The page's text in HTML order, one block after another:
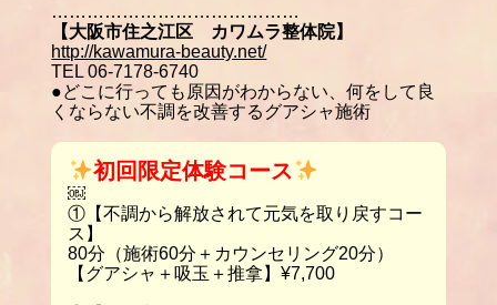
……………………………………
【大阪市住之江区 カワムラ整体院】
http://kawamura-beauty.net/
TEL 06-7178-6740
●どこに行っても原因がわからない、何をして良
くならない不調を改善するグアシャ施術
初回限定体験コース
￼
①【不調から解放されて元気を取り戻すコー
ス】
80分（施術60分＋カウンセリング20分）
【グアシャ＋吸玉＋推拿】¥7,700